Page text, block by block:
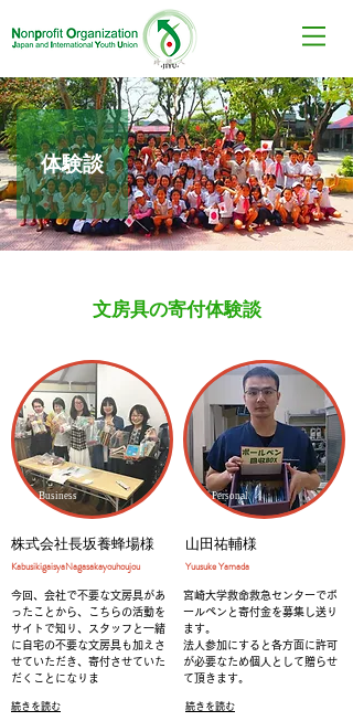
​体験談
文房具の寄付体験談
Business
株式会社長坂養蜂場様
​KabusikigaisyaNagasakayouhoujou
今回、会社で不要な文房具があ
ったことから、こちらの活動を
サイトで知り、スタッフと一緒
に自宅の不要な文房具も加えさ
せていただき、寄付させていた
だくことになりま
続きを読む
Personal
山田祐輔様
​Yuusuke Yamada
宮崎大学救命救急センターでボ
ールペンと寄付金を募集し送り
ます。
法人参加にすると各方面に許可
が必要なため個人として贈らせ
て頂きます。
続きを読む